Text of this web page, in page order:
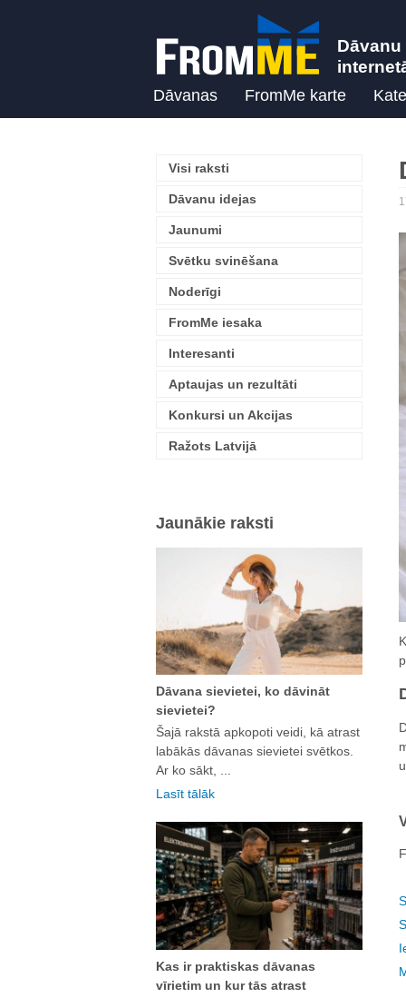
Dāvanu
Dāvanas FromMe karte
Visi raksti
Dāvanu idejas
Jaunumi
Svētku svinēšana
Noderīgi
FromMe iesaka
Interesanti
Aptaujas un rezultāti
Konkursi un Akcijas
Ražots Latvijā
Jaunākie raksti
Dāvana sievietei, ko dāvināt
sievietei?
Šajā rakstā apkopoti veidi, kā atrast
labākās dāvanas sievietei svētkos.
Ar ko sākt, ...
Lasīt tālāk
Kas ir praktiskas dāvanas
vīrietim un kur tās atrast